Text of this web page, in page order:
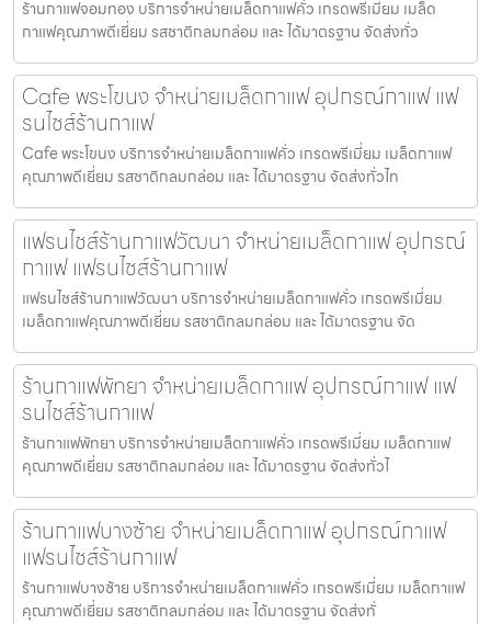
ร้านกาแฟจอมทอง บริการจำหน่ายเมล็ดกาแฟคั่ว เกรดพรีเมี่ยม เมล็ด
กาแฟคุณภาพดีเยี่ยม รสชาติกลมกล่อม และ ได้มาตรฐาน จัดส่งทั่ว
Cafe พระโขนง จำหน่ายเมล็ดกาแฟ อุปกรณ์กาแฟ แฟ
รนไชส์ร้านกาแฟ
Cafe พระโขนง บริการจำหน่ายเมล็ดกาแฟคั่ว เกรดพรีเมี่ยม เมล็ดกาแฟ
คุณภาพดีเยี่ยม รสชาติกลมกล่อม และ ได้มาตรฐาน จัดส่งทั่วไท
แฟรนไชส์ร้านกาแฟวัฒนา จำหน่ายเมล็ดกาแฟ อุปกรณ์
กาแฟ แฟรนไชส์ร้านกาแฟ
แฟรนไชส์ร้านกาแฟวัฒนา บริการจำหน่ายเมล็ดกาแฟคั่ว เกรดพรีเมี่ยม
เมล็ดกาแฟคุณภาพดีเยี่ยม รสชาติกลมกล่อม และ ได้มาตรฐาน จัด
ร้านกาแฟพัทยา จำหน่ายเมล็ดกาแฟ อุปกรณ์กาแฟ แฟ
รนไชส์ร้านกาแฟ
ร้านกาแฟพัทยา บริการจำหน่ายเมล็ดกาแฟคั่ว เกรดพรีเมี่ยม เมล็ดกาแฟ
คุณภาพดีเยี่ยม รสชาติกลมกล่อม และ ได้มาตรฐาน จัดส่งทั่วไ
ร้านกาแฟบางซ้าย จำหน่ายเมล็ดกาแฟ อุปกรณ์กาแฟ
แฟรนไชส์ร้านกาแฟ
ร้านกาแฟบางซ้าย บริการจำหน่ายเมล็ดกาแฟคั่ว เกรดพรีเมี่ยม เมล็ดกาแฟ
คุณภาพดีเยี่ยม รสชาติกลมกล่อม และ ได้มาตรฐาน จัดส่งทั่